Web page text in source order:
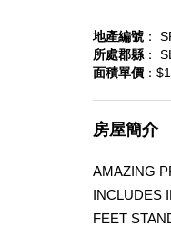
地產編號 ：
所處郡縣 ： SL
面積單價 ：
房屋簡介
AMAZING
INCLUDES
FEET